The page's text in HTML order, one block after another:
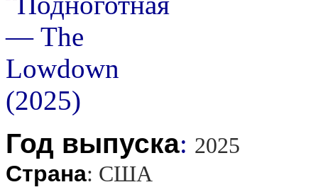
Год выпуска: 2025
Страна: США